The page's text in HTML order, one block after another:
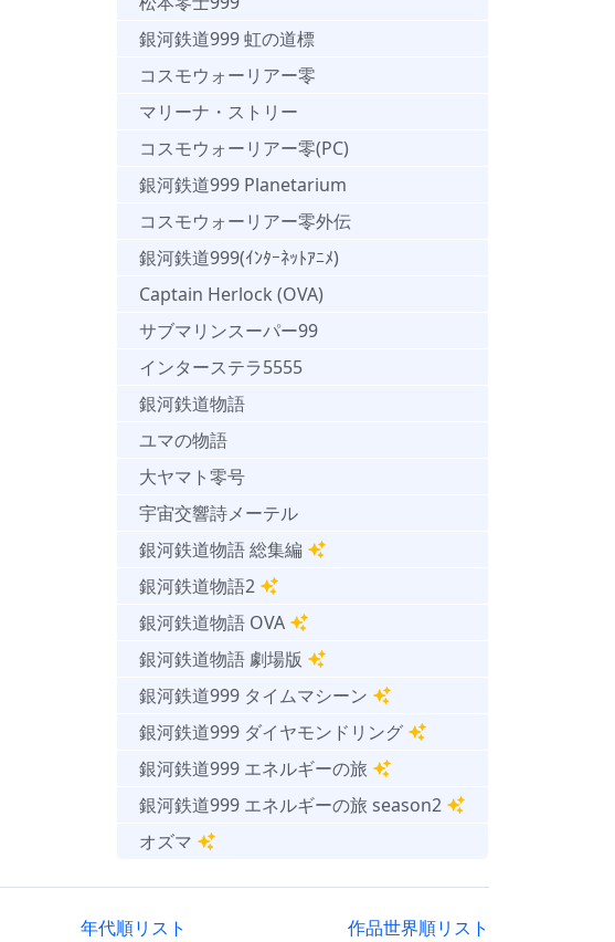
銀河鉄道999 虹の道標
コスモウォーリアー零
マリーナ・ストリー
コスモウォーリアー零(PC)
銀河鉄道999 Planetarium
コスモウォーリアー零外伝
銀河鉄道999(ｲﾝﾀｰﾈｯﾄｱﾆﾒ)
Captain Herlock (OVA)
サブマリンスーパー99
インターステラ5555
銀河鉄道物語
ユマの物語
大ヤマト零号
宇宙交響詩メーテル
銀河鉄道物語 総集編
銀河鉄道物語2
銀河鉄道物語 OVA
銀河鉄道物語 劇場版
銀河鉄道999 タイムマシーン
銀河鉄道999 ダイヤモンドリング
銀河鉄道999 エネルギーの旅
銀河鉄道999 エネルギーの旅 season2
オズマ
年代順リスト 作品世界順リスト